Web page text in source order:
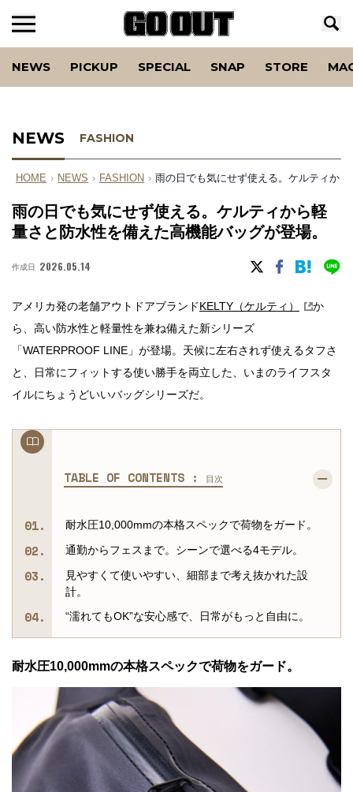
NEWS PICKUP SPECIAL SNAP STORE
NEWS FASHION
HOME › NEWS › FASHION › 雨の日でも気にせず使える。ケルティか
雨の日でも気にせず使える。ケルティから軽
量さと防水性を備えた高機能バッグが登場。
作成日 2026.05.14
アメリカ発の老舗アウトドアブランドKELTY（ケルティ）
か
ら、高い防水性と軽量性を兼ね備えた新シリーズ
「WATERPROOF LINE」が登場。天候に左右されず使えるタフさ
と、日常にフィットする使い勝手を両立した、いまのライフスタ
イルにちょうどいいバッグシリーズだ。
TABLE OF CONTENTS : 目次
耐水圧10,000mmの本格スペックで荷物をガード。
通勤からフェスまで。シーンで選べる4モデル。
見やすくて使いやすい、細部まで考え抜かれた設
計。
“濡れてもOK”な安心感で、日常がもっと自由に。
耐水圧10,000mmの本格スペックで荷物をガード。